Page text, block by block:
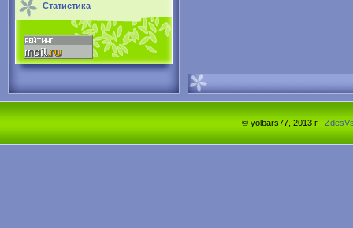
Статистика
© yolbars77, 2013 г